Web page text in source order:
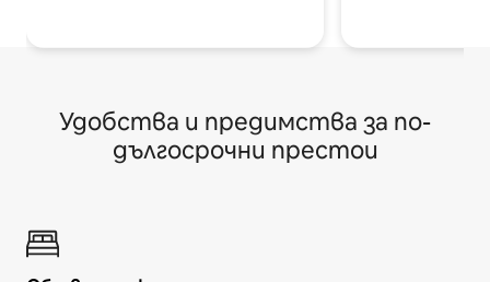
Удобства и предимства за по-
дългосрочни престои